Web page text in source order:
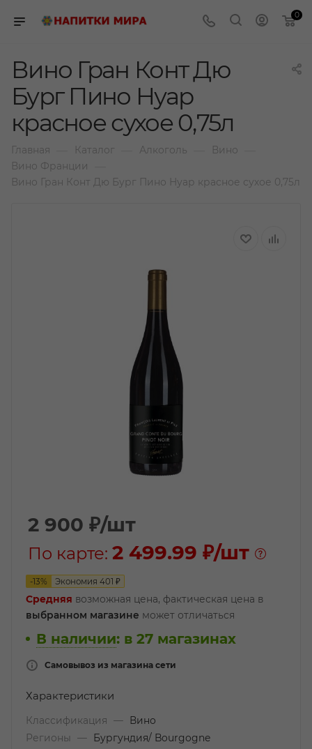
0
Вино Гран Конт Дю
Бург Пино Нуар
красное сухое 0,75л
Главная Каталог Алкоголь Вино
Вино Франции
Вино Гран Конт Дю Бург Пино Нуар красное сухое 0,75л
2 900 ₽/шт
По карте: 2 499.99 ₽/шт
-13% Экономия 401 ₽
Средняя возможная цена, фактическая цена в
выбранном магазине может отличаться
В наличии: в 27 магазинах
Самовывоз из магазина сети
Характеристики
Классификация —
Вино
Регионы
—
Бургундия/ Bourgogne